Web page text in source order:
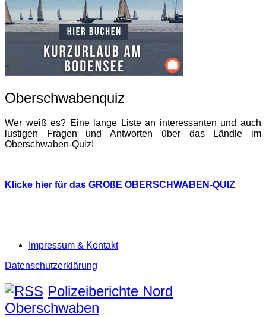
Oberschwabenquiz
Wer weiß es? Eine lange Liste an interessanten und auch
lustigen Fragen und Antworten über das Ländle im
Oberschwaben-Quiz!
Klicke hier für das GROßE OBERSCHWABEN-QUIZ
Impressum & Kontakt
Datenschutzerklärung
Polizeiberichte Nord
Oberschwaben